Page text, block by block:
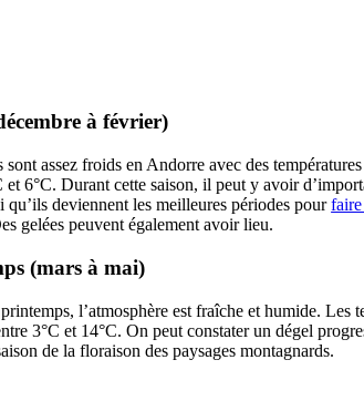
à février)
sont assez froids en Andorre avec des
et 6°C. Durant cette saison, il peut y avoir
qu’ils deviennent les meilleures périodes pour
gelées peuvent également avoir lieu.
(mars à mai)
l’atmosphère est fraîche et humide. Les
3°C et 14°C. On peut constater un dégel
de la floraison des paysages montagnards.